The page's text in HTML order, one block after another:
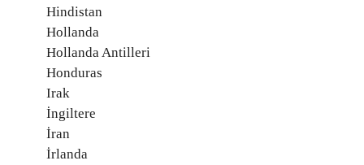
Hindistan
Hollanda
Hollanda Antilleri
Honduras
Irak
İngiltere
İran
İrlanda